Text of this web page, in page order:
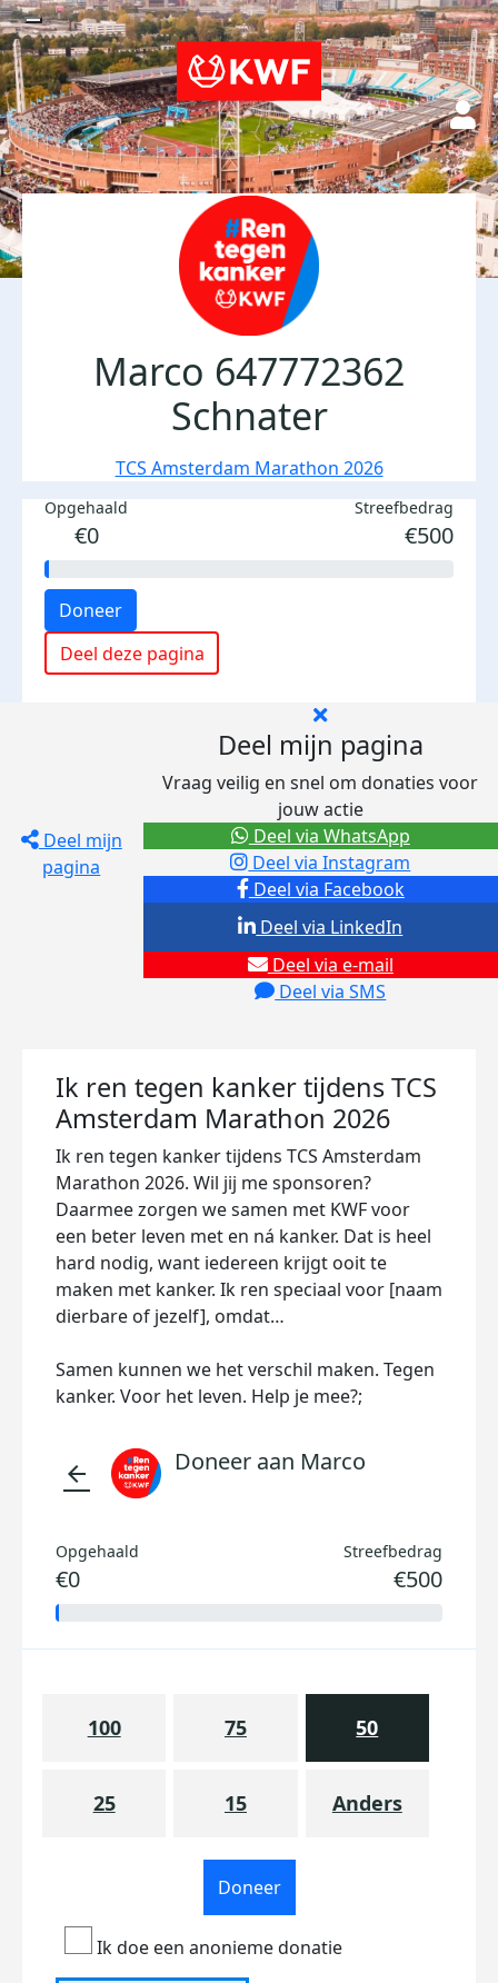
Marco 647772362
Schnater
TCS Amsterdam Marathon 2026
Opgehaald
€0
Streefbedrag
€500
Doneer
Deel deze pagina
Deel mijn
pagina
Deel mijn pagina
Vraag veilig en snel om donaties voor
jouw actie
Deel via Facebook
Deel via Instagram
Deel via e-mail
Deel via SMS
Deel via LinkedIn
Deel via WhatsApp
Ik ren tegen kanker tijdens TCS
Amsterdam Marathon 2026
Ik ren tegen kanker tijdens TCS Amsterdam
Marathon 2026. Wil jij me sponsoren?
Daarmee zorgen we samen met KWF voor
een beter leven met en ná kanker. Dat is heel
hard nodig, want iedereen krijgt ooit te
maken met kanker. Ik ren speciaal voor [naam
dierbare of jezelf], omdat…
Samen kunnen we het verschil maken. Tegen
kanker. Voor het leven. Help je mee?;
arrow_back Doneer aan Marco
Opgehaald
€0
Streefbedrag
€500
100 75 50
25 15 Anders
Doneer
Ik doe een anonieme donatie